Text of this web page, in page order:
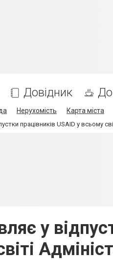
Довідник
Нерухомість Карта міста
працівників USAID у всьому
у